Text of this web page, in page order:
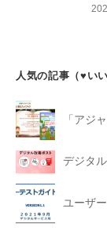
人気の記事（♥いい
「アジ
デジタ
ユーザ